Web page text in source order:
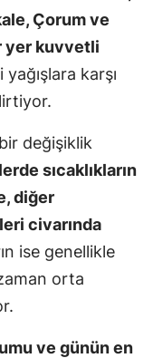
Mersin
İstanbul
Kars
Kayseri
Kırklareli
Çorum ve
yer kuvvetli
karşı
değişiklik
sıcaklıkların
diğer
civarında
ise genellikle
orta
ve günün en